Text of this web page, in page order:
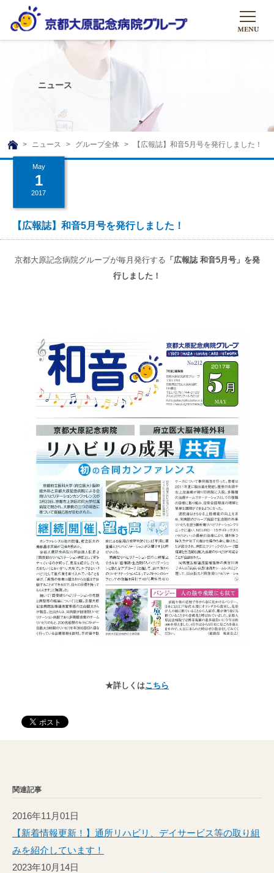
グループについて
グループについて
理事長挨拶
沿革ストーリー
基本的マインド
社会貢献活動
グループの取り組み
リハビリテーション
訪問サービス
通所サービス
高齢者住宅施設
大原のこと
メディア
ニュース
広報誌
お問い合わせ一覧
友達追加
八瀬大原Ⅰ番館
リクルート
ニュース
TOP
ニュース グループ全体 【広報誌】和音5月号を発行しました！
May
1
2017
【広報誌】和音5月号を発行しました！
京都大原記念病院グループが毎月発行する 「広報誌 和音5月号」 を発
行しました！
★詳しくはこちら
関連記事
2016年11月01日
【新着情報更新！】通所リハビリ、デイサービス等の取り組
みを紹介しています！
2023年10月14日